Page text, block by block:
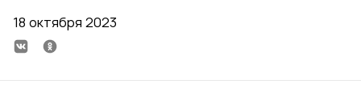
18 октября 2023